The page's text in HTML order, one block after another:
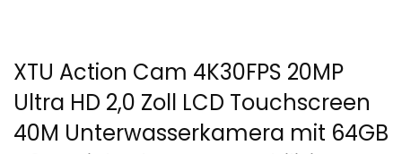
XTU Action Cam 4K30FPS 20MP
Ultra HD 2,0 Zoll LCD Touchscreen
40M Unterwasserkamera mit 64GB